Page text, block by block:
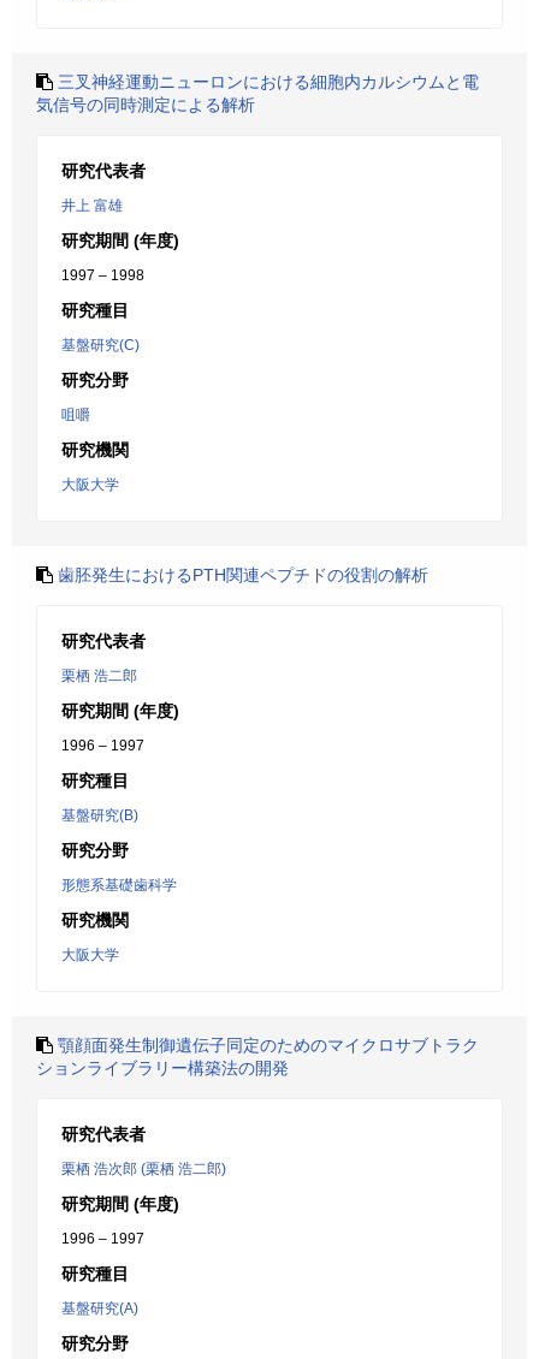
三叉神経運動ニューロンにおける細胞内カルシウムと電
気信号の同時測定による解析
研究代表者
井上 富雄
研究期間 (年度)
1997 – 1998
研究種目
基盤研究(C)
研究分野
咀嚼
研究機関
大阪大学
歯胚発生におけるPTH関連ペプチドの役割の解析
研究代表者
栗栖 浩二郎
研究期間 (年度)
1996 – 1997
研究種目
基盤研究(B)
研究分野
形態系基礎歯科学
研究機関
大阪大学
顎顔面発生制御遺伝子同定のためのマイクロサブトラク
ションライブラリー構築法の開発
研究代表者
栗栖 浩次郎 (栗栖 浩二郎)
研究期間 (年度)
1996 – 1997
研究種目
基盤研究(A)
研究分野